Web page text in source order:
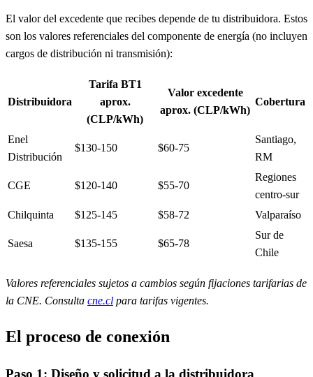
El valor del excedente que recibes depende de tu distribuidora. Estos
son los valores referenciales del componente de energía (no incluyen
cargos de distribución ni transmisión):
Distribuidora
Tarifa BT1
aprox.
(CLP/kWh)
Valor excedente
aprox. (CLP/kWh)
Cobertura
Enel
Distribución
$130-150 $60-75
Santiago,
RM
CGE $120-140 $55-70
Regiones
centro-sur
Chilquinta
$125-145 $58-72 Valparaíso
Saesa $135-155 $65-78
Sur de
Chile
Valores referenciales sujetos a cambios según fijaciones tarifarias de
la CNE. Consulta cne.cl para tarifas vigentes.
El proceso de conexión
Paso 1: Diseño y solicitud a la distribuidora